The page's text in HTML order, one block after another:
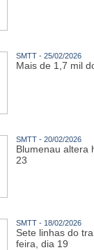
SMTT - 25/02/2026
Mais de 1,7 mil
SMTT - 20/02/2026
Blumenau altera
23
SMTT - 18/02/2026
Sete linhas do
feira, dia 19